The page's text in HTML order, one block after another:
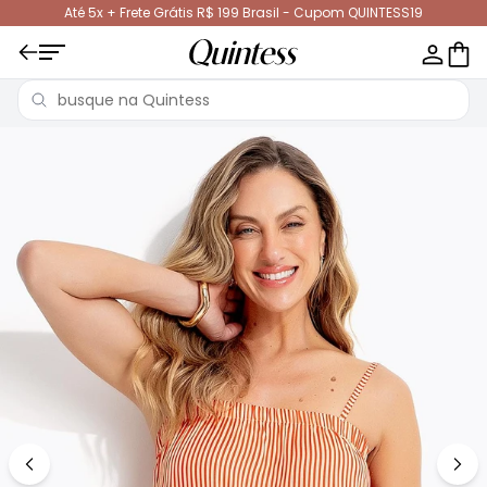
Até 5x + Frete Grátis R$ 199 Brasil - Cupom QUINTESS19